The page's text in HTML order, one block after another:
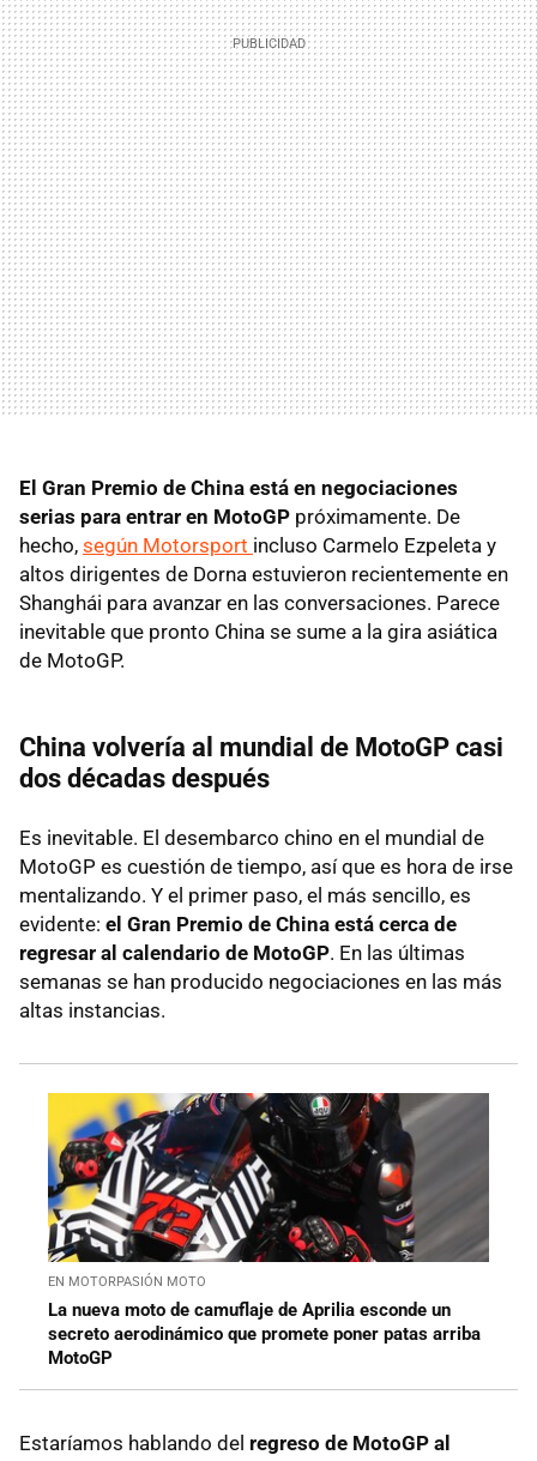
El Gran Premio de China está en negociaciones
serias para entrar en MotoGP próximamente. De
hecho, según Motorsport incluso Carmelo Ezpeleta y
altos dirigentes de Dorna estuvieron recientemente en
Shanghái para avanzar en las conversaciones. Parece
inevitable que pronto China se sume a la gira asiática
de MotoGP.
China volvería al mundial de MotoGP casi
dos décadas después
Es inevitable. El desembarco chino en el mundial de
MotoGP es cuestión de tiempo, así que es hora de irse
mentalizando. Y el primer paso, el más sencillo, es
evidente: el Gran Premio de China está cerca de
regresar al calendario de MotoGP. En las últimas
semanas se han producido negociaciones en las más
altas instancias.
EN MOTORPASIÓN MOTO
La nueva moto de camuflaje de Aprilia esconde un
secreto aerodinámico que promete poner patas arriba
MotoGP
Estaríamos hablando del regreso de MotoGP al